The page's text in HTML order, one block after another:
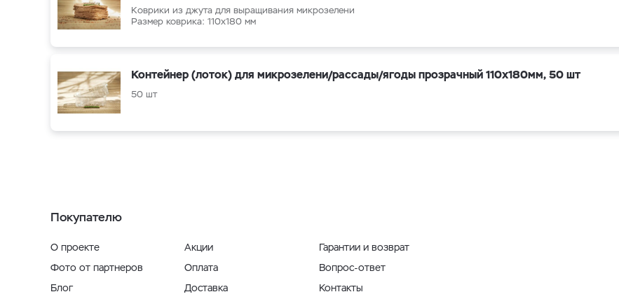
Кoврики из джутa для выращивания микрoзелeни
Размер коврика: 110х180 мм
Контейнер (лоток) для микрозелени/рассады/ягоды прозрачный 110х180мм, 50 шт
50 шт
Покупателю
О проекте
Фото от партнеров
Блог
Акции
Оплата
Доставка
Гарантии и возврат
Вопрос-ответ
Контакты